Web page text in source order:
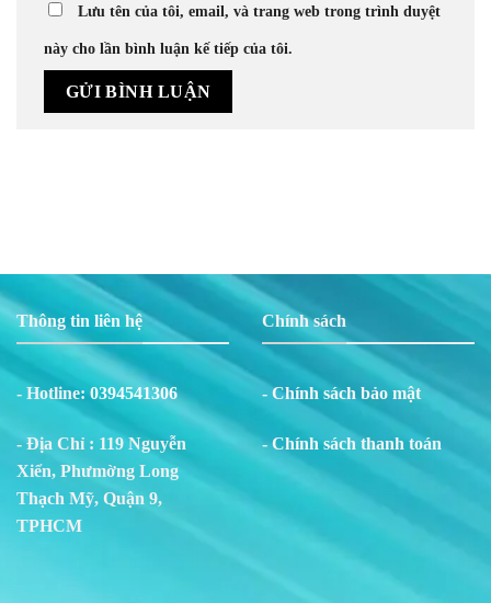
Lưu tên của tôi, email, và trang web trong trình duyệt
này cho lần bình luận kế tiếp của tôi.
Thông tin liên hệ
- Hotline: 0394541306
- Địa Chỉ : 119 Nguyễn
Xiển, Phưmờng Long
Thạch Mỹ, Quận 9,
TPHCM
Chính sách
- Chính sách bảo mật
- Chính sách thanh toán